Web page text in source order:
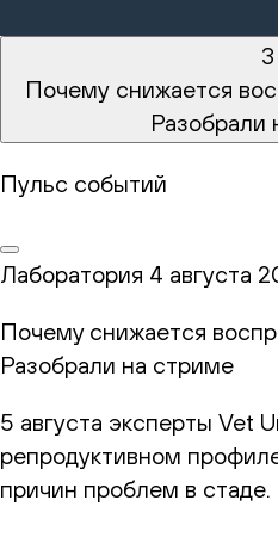
3
Почему снижается
Разобрали
Пульс событий
Лаборатория 4 августа
Почему снижается
Разобрали на стриме
5 августа эксперты Vet
репродуктивном
причин проблем в стаде.